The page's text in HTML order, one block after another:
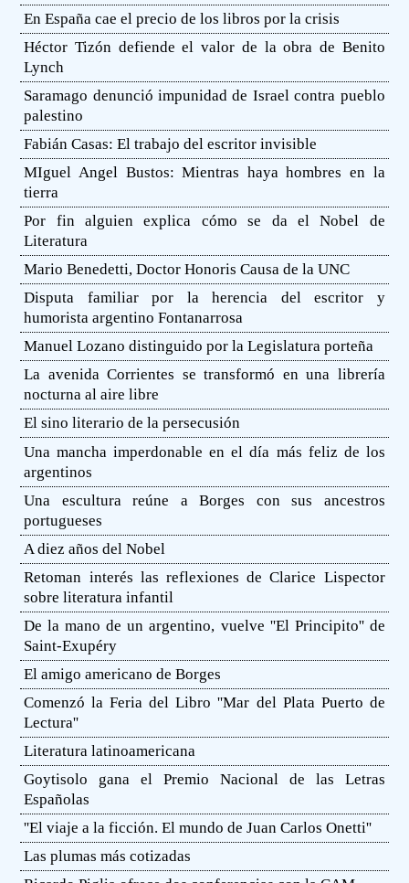
En España cae el precio de los libros por la crisis
Héctor Tizón defiende el valor de la obra de Benito
Lynch
Saramago denunció impunidad de Israel contra pueblo
palestino
Fabián Casas: El trabajo del escritor invisible
MIguel Angel Bustos: Mientras haya hombres en la
tierra
Por fin alguien explica cómo se da el Nobel de
Literatura
Mario Benedetti, Doctor Honoris Causa de la UNC
Disputa familiar por la herencia del escritor y
humorista argentino Fontanarrosa
Manuel Lozano distinguido por la Legislatura porteña
La avenida Corrientes se transformó en una librería
nocturna al aire libre
El sino literario de la persecusión
Una mancha imperdonable en el día más feliz de los
argentinos
Una escultura reúne a Borges con sus ancestros
portugueses
A diez años del Nobel
Retoman interés las reflexiones de Clarice Lispector
sobre literatura infantil
De la mano de un argentino, vuelve ''El Principito'' de
Saint-Exupéry
El amigo americano de Borges
Comenzó la Feria del Libro ''Mar del Plata Puerto de
Lectura''
Literatura latinoamericana
Goytisolo gana el Premio Nacional de las Letras
Españolas
''El viaje a la ficción. El mundo de Juan Carlos Onetti''
Las plumas más cotizadas